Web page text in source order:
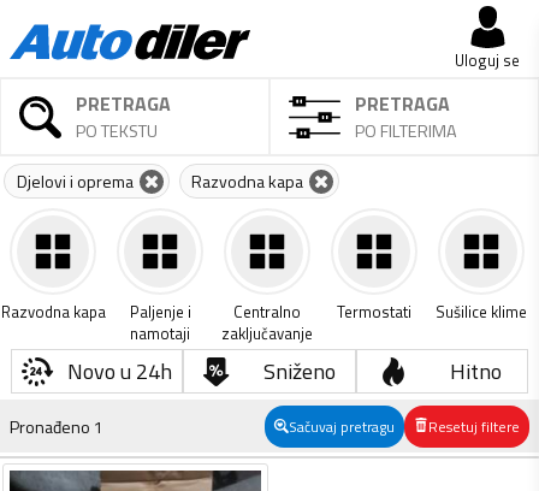
Uloguj se
PRETRAGA
PO TEKSTU
PRETRAGA
PO FILTERIMA
Djelovi i oprema Razvodna kapa
Razvodna kapa
Paljenje i
namotaji
Centralno
zaključavanje
Termostati Sušilice klime
Novo u 24h Sniženo Hitno
Pronađeno 1 Sačuvaj pretragu Resetuj filtere